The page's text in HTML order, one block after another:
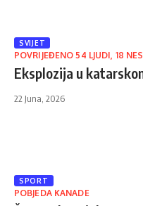
SVIJET
POVRIJEĐENO 54 LJUDI, 18
Eksplozija u
22 Juna, 2026
SPORT
POBJEDA KANADE